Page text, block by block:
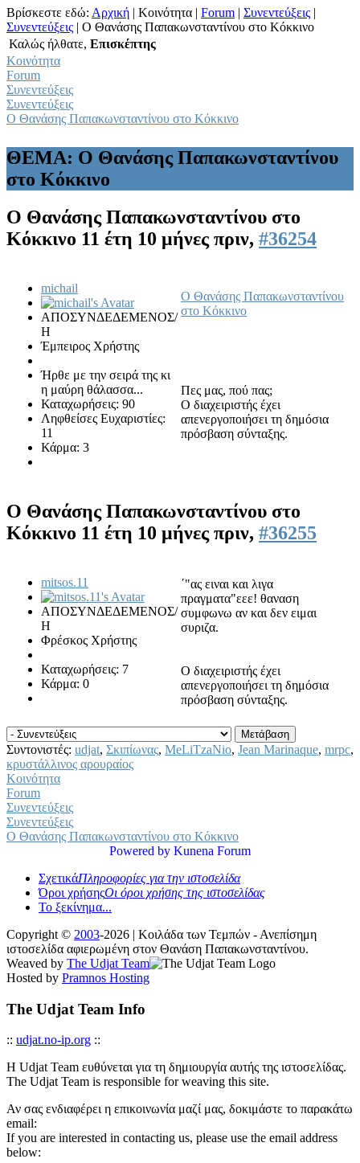
Βρίσκεστε εδώ: Αρχική | Κοινότητα | Forum | Συνεντεύξεις |
Συνεντεύξεις | Ο Θανάσης Παπακωνσταντίνου στο Κόκκινο
Καλώς ήλθατε, Επισκέπτης
Κοινότητα
Forum
Συνεντεύξεις
Συνεντεύξεις
Ο Θανάσης Παπακωνσταντίνου στο Κόκκινο
ΘΕΜΑ: Ο Θανάσης Παπακωνσταντίνου
στο Κόκκινο
Ο Θανάσης Παπακωνσταντίνου στο
Κόκκινο 11 έτη 10 μήνες πριν, #36254
michail
ΑΠΟΣΥΝΔΕΔΕΜΕΝΟΣ/
Η
Έμπειρος Χρήστης
Ήρθε με την σειρά της κι
η μαύρη θάλασσα...
Καταχωρήσεις: 90
Ληφθείσες Ευχαριστίες:
11
Κάρμα: 3
Ο Θανάσης Παπακωνσταντίνου
στο Κόκκινο
Πες μας, πού πας;
Ο διαχειριστής έχει
απενεργοποιήσει τη δημόσια
πρόσβαση σύνταξης.
Ο Θανάσης Παπακωνσταντίνου στο
Κόκκινο 11 έτη 10 μήνες πριν, #36255
mitsos.11
ΑΠΟΣΥΝΔΕΔΕΜΕΝΟΣ/
Η
Φρέσκος Χρήστης
Καταχωρήσεις: 7
Κάρμα: 0
΄"ας ειναι και λιγα
πραγματα"εεε! θαναση
συμφωνω αν και δεν ειμαι
συριζα.
Ο διαχειριστής έχει
απενεργοποιήσει τη δημόσια
πρόσβαση σύνταξης.
Συντονιστές: udjat, Σκιπίωνας, MeLiTzaNio, Jean Marinaque, mrpc,
κρυστάλλινος αρουραίος
Κοινότητα
Forum
Συνεντεύξεις
Συνεντεύξεις
Ο Θανάσης Παπακωνσταντίνου στο Κόκκινο
Powered by Kunena Forum
ΣχετικάΠληροφορίες για την ιστοσελίδα
Όροι χρήσηςΟι όροι χρήσης της ιστοσελίδας
Το ξεκίνημα...
Copyright © 2003-2026 | Κοιλάδα των Τεμπών - Ανεπίσημη
ιστοσελίδα αφιερωμένη στον Θανάση Παπακωνσταντίνου.
Weaved by The Udjat Team
Hosted by Pramnos Hosting
The Udjat Team Info
:: udjat.no-ip.org ::
Η Udjat Team ευθύνεται για τη δημιουργία αυτής της ιστοσελίδας.
The Udjat Team is responsible for weaving this site.
Αν σας ενδιαφέρει η επικοινωνία μαζί μας, δοκιμάστε το παρακάτω
email:
If you are interested in contacting us, please use the email address
below: